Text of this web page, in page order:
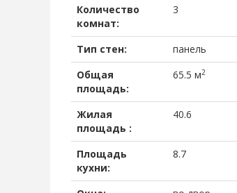
Количество
комнат:
3
Тип стен:
панель
Общая
площадь:
65.5 м2
Жилая
площадь :
40.6
Площадь
кухни:
8.7